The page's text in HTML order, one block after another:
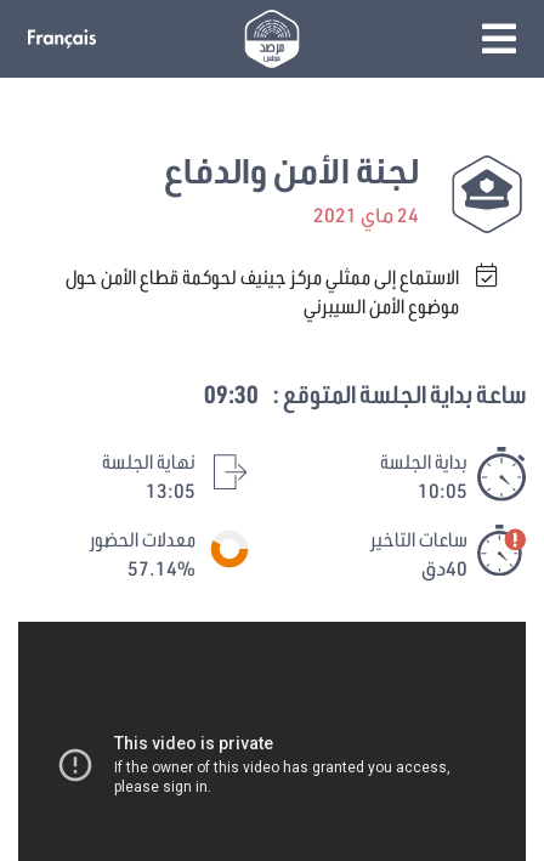
لجنة الأمن والدفاع
24 ماي 2021
الاستماع إلى ممثلي مركز جينيف لحوكمة قطاع الأمن حول
موضوع الأمن السيبرني
ساعة بداية الجلسة المتوقع : 09:30
بداية الجلسة
10:05
نهاية الجلسة
13:05
ساعات التاخير
40دق
معدلات الحضور
57.14%